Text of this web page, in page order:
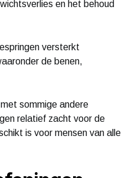
en het behoud
versterkt
de benen,
sommige andere
relatief zacht voor de
is voor mensen van alle